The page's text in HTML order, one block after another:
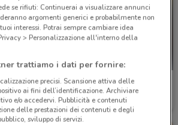
2.9 km
Agenzia VeraStore
Scade il 15/12
se rifiuti: Continuerai a visualizzare annunci
argomenti generici e probabilmente non
interessi. Potrai sempre cambiare idea
> Personalizzazione all'interno della
trattiamo i dati per fornire:
precisi. Scansione attiva delle
ai fini dell’identificazione. Archiviare
e/o accedervi. Pubblicità e contenuti
delle prestazioni dei contenuti e degli
sviluppo di servizi.